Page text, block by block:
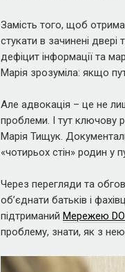
Замість того, щоб
стукати в зачинені
дефіцит інформації та
Марія зрозуміла: якщо
Але адвокація – це не
проблеми. І тут ключову
Марія Тищук.
«чотирьох стін» родин у
Через перегляди та
обʼєднати батьків і
підтриманий Мережею
проблему, знати, як з